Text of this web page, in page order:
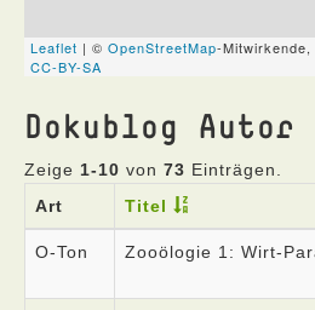
Dokublog
Zeige 1-10 von 73 Einträgen.
Art
Titel
O-Ton Zooölogie 1: Wirt-